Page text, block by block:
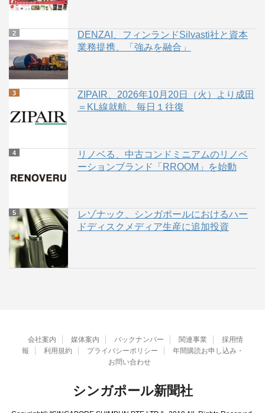
DENZAI、フィンランドSilvasti社と資本
業務提携、「強みを融合」
ZIPAIR、2026年10月20日（火）より成田
＝KL線就航、毎日１往復
リノベる、中古コンドミニアムのリノベ
ーションブランド「RROOM」を始動
レゾナック、シンガポールにおけるハー
ドディスクメディア生産に追加投資
会社案内 媒体案内 バックナンバー 関連事業
採用情
報
利用規約 プライバシーポリシー
年間購読お申し込み・
お問い合わせ
シンガポール新聞社